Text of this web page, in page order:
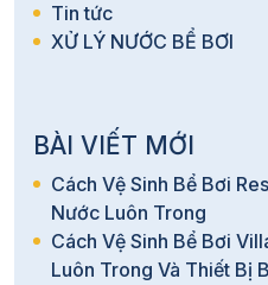
Tin tức
XỬ LÝ NƯỚC BỂ BƠI
BÀI VIẾT MỚI
Cách Vệ Sinh Bể Bơi
Nước Luôn Trong
Cách Vệ Sinh Bể Bơi
Luôn Trong Và Thiết Bị